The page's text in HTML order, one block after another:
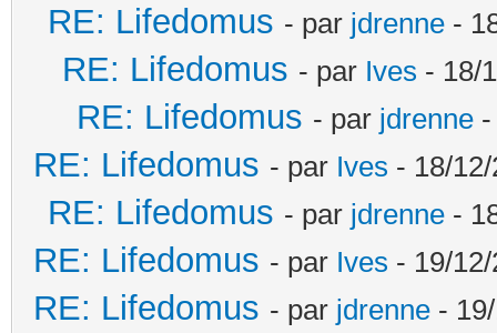
RE: Lifedomus - par jdrenne -
RE: Lifedomus - par Ives - 18/
RE: Lifedomus - par jdrenne
RE: Lifedomus - par Ives - 18/
RE: Lifedomus - par jdrenne -
RE: Lifedomus - par Ives - 19/
RE: Lifedomus - par jdrenne -